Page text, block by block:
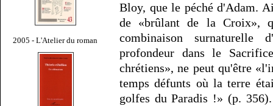
2005 - L'Atelier du roman
Bloy, que le péché d'Adam.
de «brûlant de la Croix»,
combinaison
profondeur dans le
chrétiens», ne peut qu'être
temps défunts où la terre
golfes du Paradis !» (p.